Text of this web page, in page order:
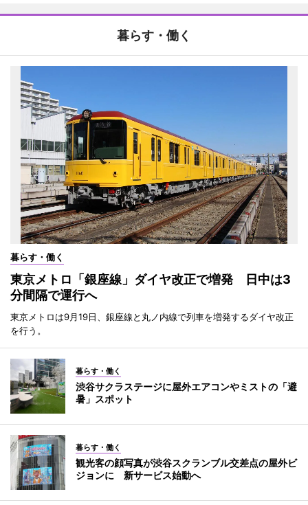
暮らす・働く
暮らす・働く
東京メトロ「銀座線」ダイヤ改正で増発 日中は3
分間隔で運行へ
東京メトロは9月19日、銀座線と丸ノ内線で列車を増発するダイヤ改正
を行う。
暮らす・働く
渋谷サクラステージに屋外エアコンやミストの「避
暑」スポット
暮らす・働く
観光客の顔写真が渋谷スクランブル交差点の屋外ビ
ジョンに 新サービス始動へ